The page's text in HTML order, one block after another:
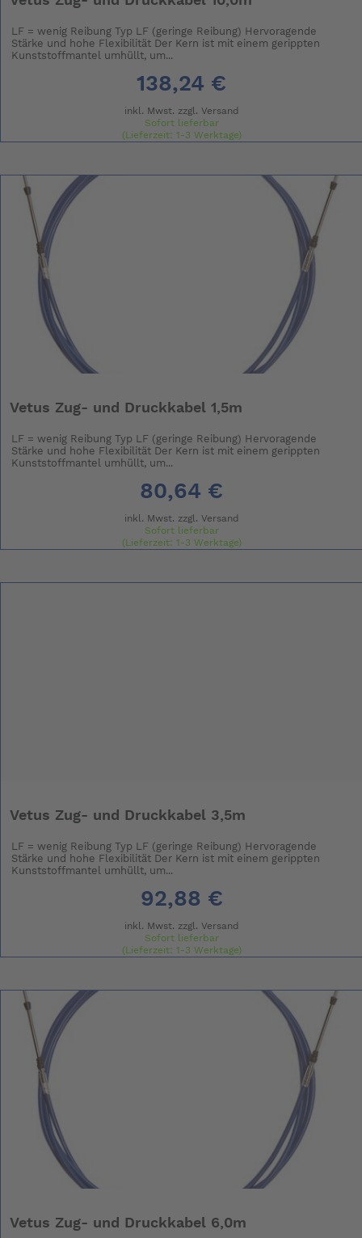
LF = wenig Reibung Typ LF (geringe Reibung) Hervoragende
Stärke und hohe Flexibilität Der Kern ist mit einem gerippten
Kunststoffmantel umhüllt, um...
138,24 €
inkl. Mwst. zzgl. Versand
Sofort lieferbar
(Lieferzeit: 1-3 Werktage)
Vetus Zug- und Druckkabel 1,5m
LF = wenig Reibung Typ LF (geringe Reibung) Hervoragende
Stärke und hohe Flexibilität Der Kern ist mit einem gerippten
Kunststoffmantel umhüllt, um...
80,64 €
inkl. Mwst. zzgl. Versand
Sofort lieferbar
(Lieferzeit: 1-3 Werktage)
Vetus Zug- und Druckkabel 3,5m
LF = wenig Reibung Typ LF (geringe Reibung) Hervoragende
Stärke und hohe Flexibilität Der Kern ist mit einem gerippten
Kunststoffmantel umhüllt, um...
92,88 €
inkl. Mwst. zzgl. Versand
Sofort lieferbar
(Lieferzeit: 1-3 Werktage)
Vetus Zug- und Druckkabel 6,0m